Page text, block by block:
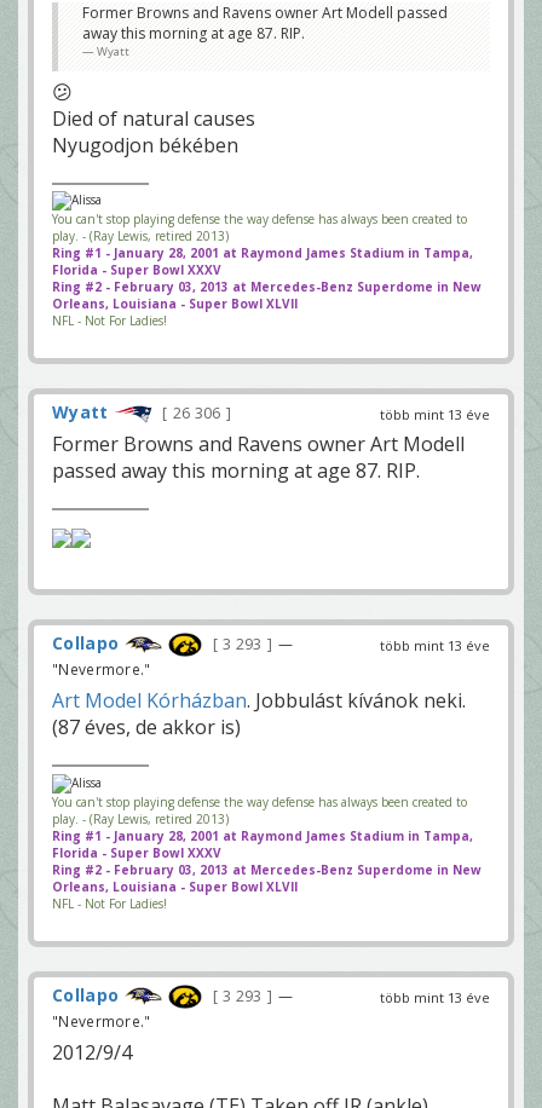
Former Browns and Ravens owner Art Modell passed
away this morning at age 87. RIP.
Wyatt
😕
Died of natural causes
Nyugodjon békében
You can't stop playing defense the way defense has always been created to
play. - (Ray Lewis, retired 2013)
Ring #1 - January 28, 2001 at Raymond James Stadium in Tampa,
Florida - Super Bowl XXXV
Ring #2 - February 03, 2013 at Mercedes-Benz Superdome in New
Orleans, Louisiana - Super Bowl XLVII
NFL - Not For Ladies!
több mint 13 éve
Wyatt 26 306
Former Browns and Ravens owner Art Modell
passed away this morning at age 87. RIP.
több mint 13 éve
Collapo 3 293
—
"Nevermore."
Art Model Kórházban. Jobbulást kívánok neki.
(87 éves, de akkor is)
You can't stop playing defense the way defense has always been created to
play. - (Ray Lewis, retired 2013)
Ring #1 - January 28, 2001 at Raymond James Stadium in Tampa,
Florida - Super Bowl XXXV
Ring #2 - February 03, 2013 at Mercedes-Benz Superdome in New
Orleans, Louisiana - Super Bowl XLVII
NFL - Not For Ladies!
több mint 13 éve
Collapo 3 293
—
"Nevermore."
2012/9/4